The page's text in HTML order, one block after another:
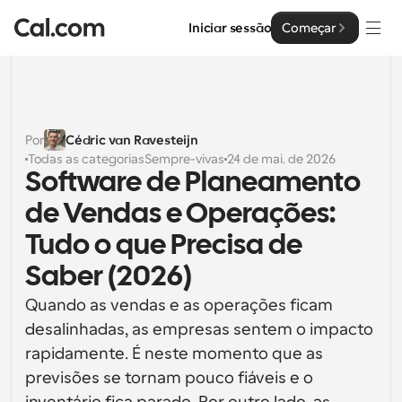
Iniciar sessão Começar
Soluções
Por tamanho da equipa
Para Indivíduos
Agendamento pessoal simplificado
Para Equipas
Agendamento colaborativo para grupos
Para Organizações
Equipas maiores que agendam para um maior controlo
e segurança
Empresa
Desenvolvedor
Documentação do Desenvolvedor
Documentação para a plataforma Cal.com
API
Recursos
Tipo de Letra: Cal Sans UI & Text
O nosso próprio tipo de letra variável para o design de
Preços
Por
Cédric van Ravesteijn
Todas as categoriasSempre-vivas 24 de mai. de 2026
Software de Planeamento
de Vendas e Operações:
Tudo o que Precisa de
Saber (2026)
Quando as vendas e as operações ficam
desalinhadas, as empresas sentem o impacto
rapidamente. É neste momento que as
previsões se tornam pouco fiáveis e o